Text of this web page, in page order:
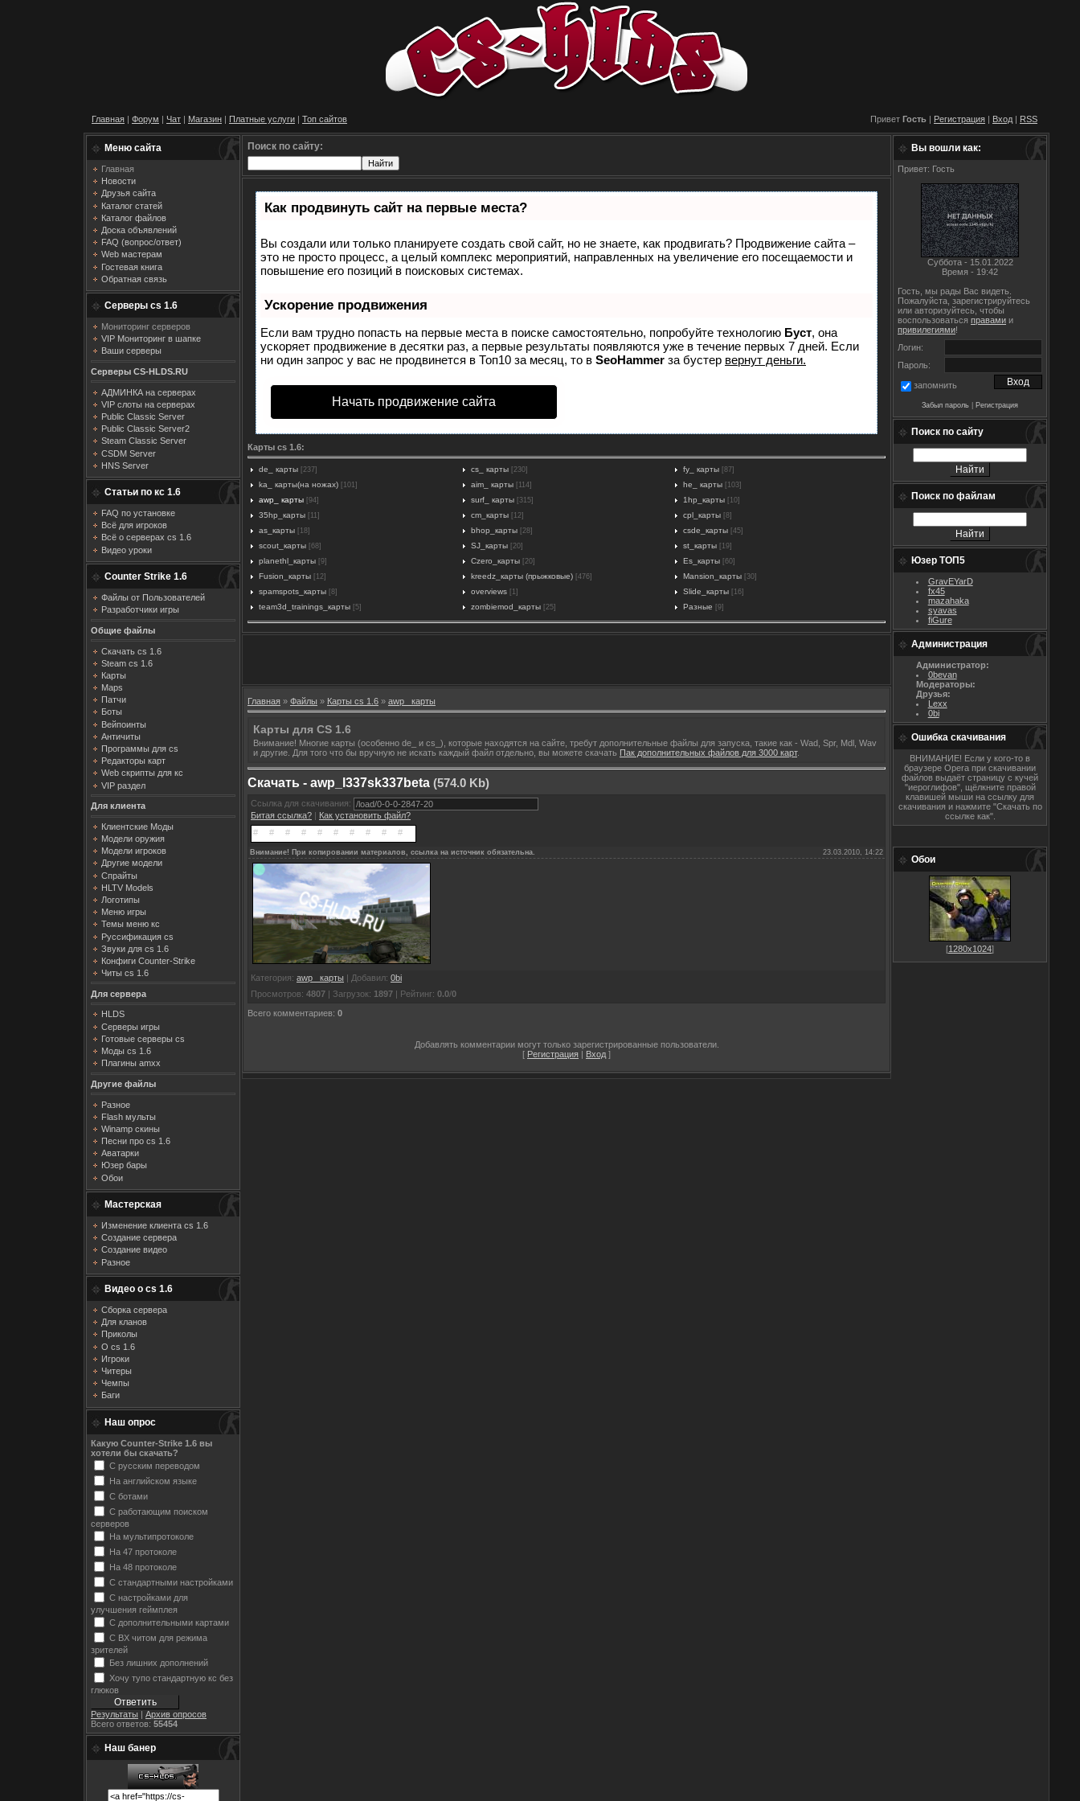
Главная | Форум | Чат | Магазин | Платные услуги | Топ сайтов Привет Гость | Регистрация | Вход | RSS
Меню сайта
Главная
Новости
Друзья сайта
Каталог статей
Каталог файлов
Доска объявлений
FAQ (вопрос/ответ)
Web мастерам
Гостевая книга
Обратная связь
Серверы cs 1.6
Мониторинг серверов
VIP Мониторинг в шапке
Ваши серверы
Серверы CS-HLDS.RU
АДМИНКА на серверах
VIP слоты на серверах
Public Classic Server
Public Classic Server2
Steam Classic Server
CSDM Server
HNS Server
Статьи по кс 1.6
FAQ по установке
Всё для игроков
Всё о серверах cs 1.6
Видео уроки
Counter Strike 1.6
Файлы от Пользователей
Разработчики игры
Общие файлы
Скачать cs 1.6
Steam cs 1.6
Карты
Maps
Патчи
Боты
Вейпоинты
Античиты
Программы для cs
Редакторы карт
Web скрипты для кс
VIP раздел
Для клиента
Клиентские Моды
Модели оружия
Модели игроков
Другие модели
Спрайты
HLTV Models
Логотипы
Меню игры
Темы меню кс
Руссификация cs
Звуки для cs 1.6
Конфиги Counter-Strike
Читы cs 1.6
Для сервера
HLDS
Серверы игры
Готовые серверы cs
Моды cs 1.6
Плагины amxx
Другие файлы
Разное
Flash мульты
Winamp скины
Песни про cs 1.6
Аватарки
Юзер бары
Обои
Мастерская
Изменение клиента cs 1.6
Создание сервера
Создание видео
Разное
Видео о cs 1.6
Сборка сервера
Для кланов
Приколы
О cs 1.6
Игроки
Читеры
Чемпы
Баги
Наш опрос
Какую Counter-Strike 1.6 вы
хотели бы скачать?
С русским переводом
На английском языке
С ботами
С работающим поиском
серверов
На мультипротоколе
На 47 протоколе
На 48 протоколе
С стандартными настройками
С настройками для
улучшения геймплея
С дополнительными картами
С ВХ читом для режима
зрителей
Без лишних дополнений
Хочу тупо стандартную кс без
глюков
Результаты | Архив опросов
Всего ответов: 55454
Наш банер
Поиск по сайту:
Как продвинуть сайт на первые места?
Вы создали или только планируете создать свой сайт, но не знаете, как продвигать? Продвижение сайта –
это не просто процесс, а целый комплекс мероприятий, направленных на увеличение его посещаемости и
повышение его позиций в поисковых системах.
Ускорение продвижения
Если вам трудно попасть на первые места в поиске самостоятельно, попробуйте технологию Буст, она
ускоряет продвижение в десятки раз, а первые результаты появляются уже в течение первых 7 дней. Если
ни один запрос у вас не продвинется в Топ10 за месяц, то в SeoHammer за бустер вернут деньги.
Начать продвижение сайта
Карты cs 1.6:
de_ карты [237] cs_ карты [230] fy_ карты [87]
ka_ карты(на ножах) [101] aim_ карты [114] he_ карты [103]
awp_ карты [94] surf_ карты [315] 1hp_карты [10]
35hp_карты [11] cm_карты [12] cpl_карты [8]
as_карты [18] bhop_карты [28] csde_карты [45]
scout_карты [68] SJ_карты [20] st_карты [19]
planethl_карты [9] Czero_карты [20] Es_карты [60]
Fusion_карты [12] kreedz_карты (прыжковые) [476] Mansion_карты [30]
spamspots_карты [8] overviews [1] Slide_карты [16]
team3d_trainings_карты [5] zombiemod_карты [25] Разные [9]
Главная » Файлы » Карты cs 1.6 » awp_ карты
Карты для CS 1.6
Внимание! Многие карты (особенно de_ и cs_), которые находятся на сайте, требут дополнительные файлы для запуска, такие как - Wad, Spr, Mdl, Wav
и другие. Для того что бы вручную не искать каждый файл отдельно, вы можете скачать Пак дополнительных файлов для 3000 карт.
Скачать - awp_l337sk337beta (574.0 Kb)
Ссылка для скачивания:
Битая ссылка?
Как установить файл?
Внимание! При копировании материалов, ссылка на источник обязательна. 23.03.2010, 14:22
Категория: awp_ карты Добавил: 0bi
Просмотров: 4807 Загрузок: 1897 Рейтинг: 0.0/0
Всего комментариев: 0
Добавлять комментарии могут только зарегистрированные пользователи.
[ Регистрация Вход ]
Вы вошли как:
Привет: Гость
Суббота - 15.01.2022
Время - 19:42
Гость, мы рады Вас видеть.
Пожалуйста, зарегистрируйтесь
или авторизуйтесь, чтобы
воспользоваться правами и
привилегиями!
Логин:
Пароль:
запомнить
Забыл пароль Регистрация
Поиск по сайту
Поиск по файлам
Юзер ТОП5
GravEYarD
fx45
mazahaka
syavas
fiGure
Администрация
Администратор:
0bevan
Модераторы:
Друзья:
Lexx
0bi
Ошибка скачивания
ВНИМАНИЕ! Если у кого-то в
браузере Opera при скачивании
файлов выдаёт страницу с кучей
"иероглифов", щёлкните правой
клавишей мыши на ссылку для
скачивания и нажмите "Скачать по
ссылке как".
Обои
[1280x1024]